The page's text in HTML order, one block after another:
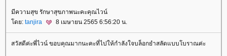
มีความสุข รักษาสุขภาพนะคะคุณไวน์
ดย: tanjira 8 เมษายน 2565 6:56:20 น.
สวัสดีค่ะพี่ไวน์ ขอบคุณมากนะคะที่ไปให้กำลังใจบล็อกยำสลัดแบบโบราณค่ะ